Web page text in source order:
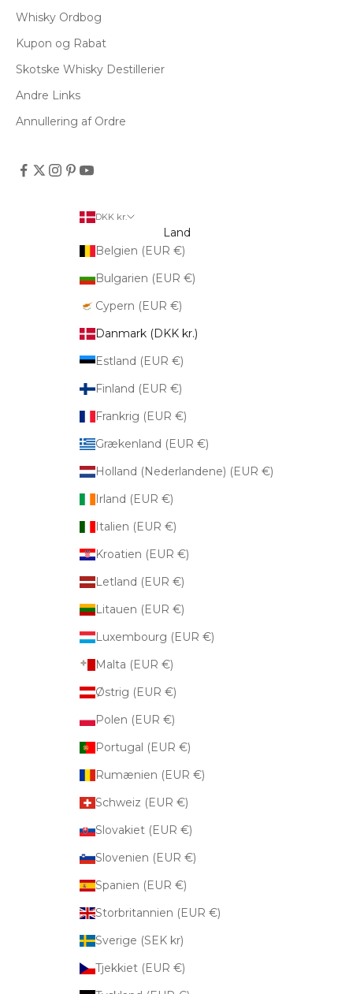
Whisky Ordbog
Kupon og Rabat
Skotske Whisky Destillerier
Andre Links
Annullering af Ordre
DKK kr.
Land
Belgien (EUR €)
Bulgarien (EUR €)
Cypern (EUR €)
Danmark (DKK kr.)
Estland (EUR €)
Finland (EUR €)
Frankrig (EUR €)
Grækenland (EUR €)
Holland (Nederlandene) (EUR €)
Irland (EUR €)
Italien (EUR €)
Kroatien (EUR €)
Letland (EUR €)
Litauen (EUR €)
Luxembourg (EUR €)
Malta (EUR €)
Østrig (EUR €)
Polen (EUR €)
Portugal (EUR €)
Rumænien (EUR €)
Schweiz (EUR €)
Slovakiet (EUR €)
Slovenien (EUR €)
Spanien (EUR €)
Storbritannien (EUR €)
Sverige (SEK kr)
Tjekkiet (EUR €)